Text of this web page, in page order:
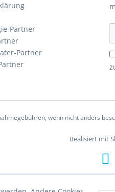
Partner
Partner
wenn nicht anders
Realisiert mit